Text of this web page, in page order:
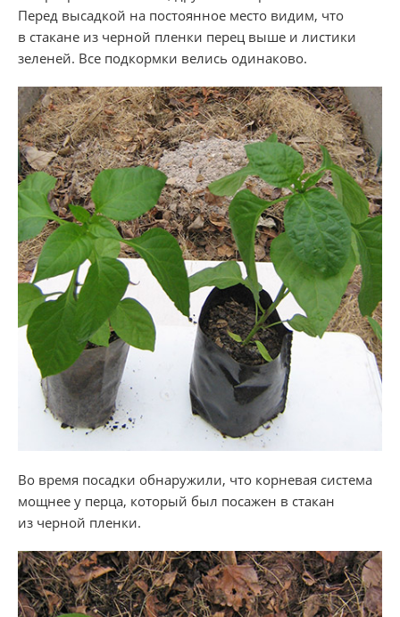
Перед высадкой на постоянное место видим, что
в стакане из черной пленки перец выше и листики
зеленей. Все подкормки велись одинаково.
Во время посадки обнаружили, что корневая система
мощнее у перца, который был посажен в стакан
из черной пленки.